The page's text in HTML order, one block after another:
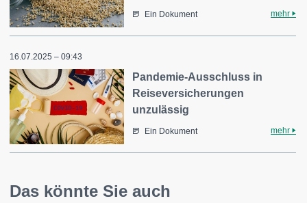
Ein Dokument mehr
16.07.2025 – 09:43
Pandemie-Ausschluss in
Reiseversicherungen
unzulässig
Ein Dokument mehr
Das könnte Sie auch